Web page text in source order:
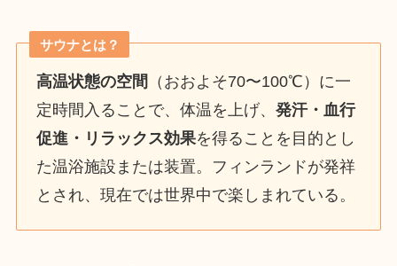
サウナとは？
高温状態の空間
（おおよそ70〜100℃）に一
定時間入ることで、体温を上げ、発汗・血行
促進・リラックス効果を得ることを目的とし
た温浴施設または装置。フィンランドが発祥
とされ、現在では世界中で楽しまれている。